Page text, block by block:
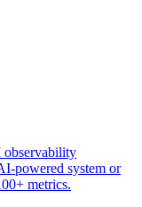
observability
powered system or
metrics.